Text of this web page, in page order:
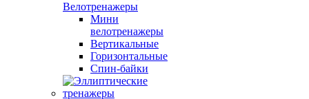
Велотренажеры
Мини
велотренажеры
Вертикальные
Горизонтальные
Спин-байки